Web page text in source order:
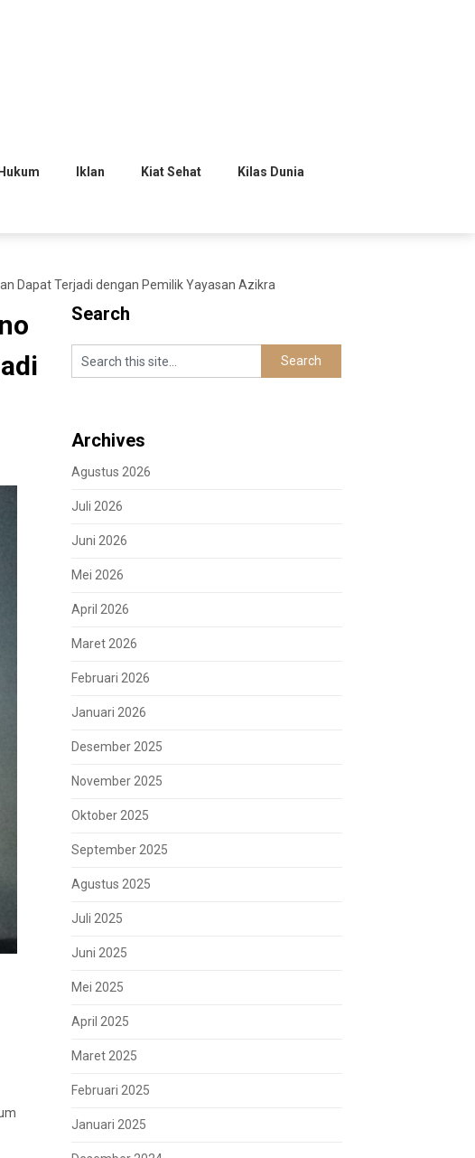
Hukum Iklan Kiat Sehat Kilas Dunia
Dapat Terjadi dengan Pemilik Yayasan Azikra
Search
Archives
Agustus 2026
Juli 2026
Juni 2026
Mei 2026
April 2026
Maret 2026
Februari 2026
Januari 2026
Desember 2025
November 2025
Oktober 2025
September 2025
Agustus 2025
Juli 2025
Juni 2025
Mei 2025
April 2025
Maret 2025
Februari 2025
Januari 2025